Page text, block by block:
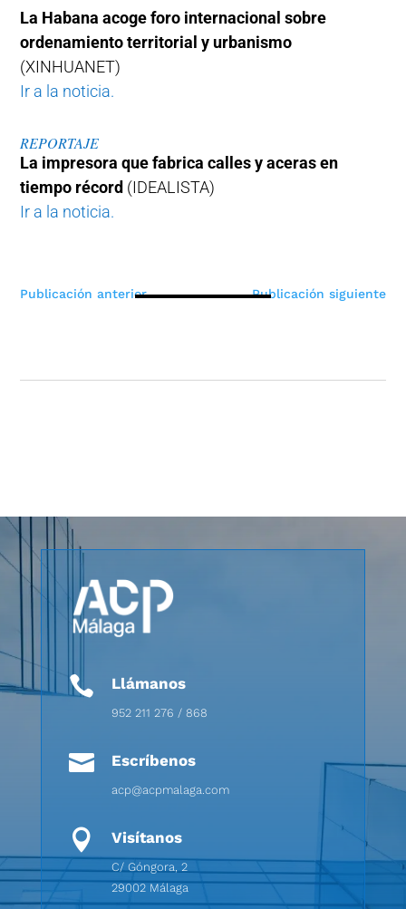
La Habana acoge foro internacional sobre
ordenamiento territorial y urbanismo
(XINHUANET)
Ir a la noticia.
REPORTAJE
La impresora que fabrica calles y aceras en
tiempo récord (IDEALISTA)
Ir a la noticia.
Navegación
Publicación anterior Publicación siguiente
 Llámanos
952 211 276 / 868
 Escríbenos
acp@acpmalaga.com
 Visítanos
C/ Góngora, 2
29002 Málaga